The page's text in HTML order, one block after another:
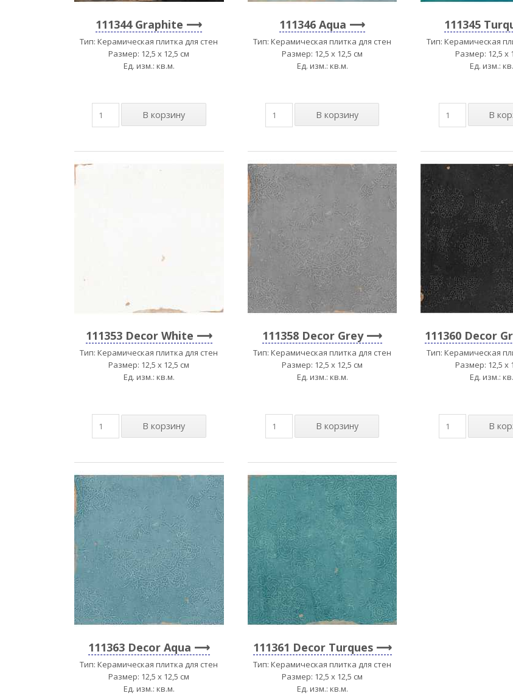
111344 Graphite
Тип: Керамическая плитка для стен
Размер: 12,5 x 12,5 см
Ед. изм.: кв.м.
111346 Aqua
Тип: Керамическая плитка для стен
Размер: 12,5 x 12,5 см
Ед. изм.: кв.м.
111345
Тип: Керамическая
Размер: 12,5 x
Ед. изм.:
111353 Decor White
Тип: Керамическая плитка для стен
Размер: 12,5 x 12,5 см
Ед. изм.: кв.м.
111358 Decor Grey
Тип: Керамическая плитка для стен
Размер: 12,5 x 12,5 см
Ед. изм.: кв.м.
111360 Decor
Тип: Керамическая
Размер: 12,5 x
Ед. изм.:
111363 Decor Aqua
Тип: Керамическая плитка для стен
Размер: 12,5 x 12,5 см
Ед. изм.: кв.м.
111361 Decor Turques
Тип: Керамическая плитка для стен
Размер: 12,5 x 12,5 см
Ед. изм.: кв.м.